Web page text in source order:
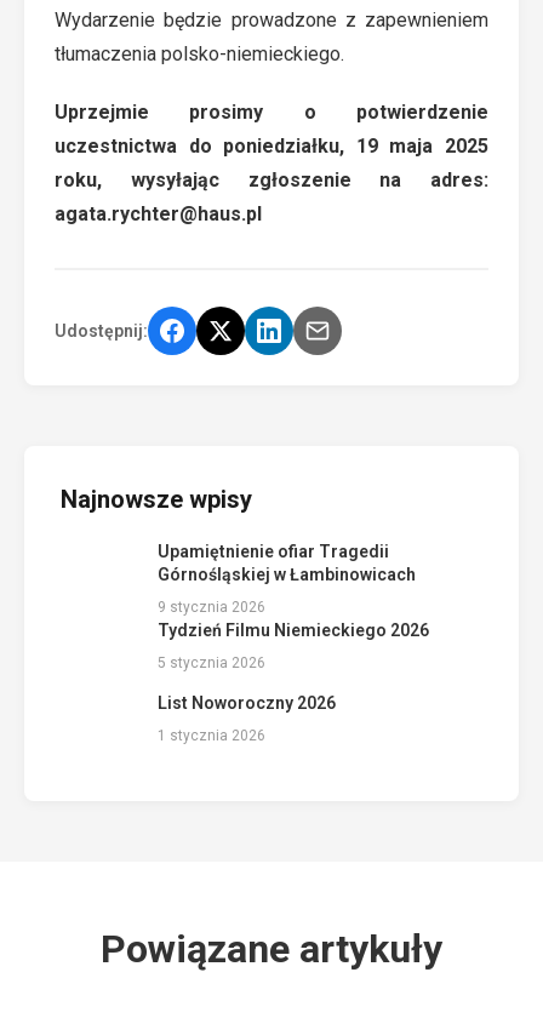
Wydarzenie będzie prowadzone z zapewnieniem
tłumaczenia polsko-niemieckiego.
Uprzejmie prosimy o potwierdzenie
uczestnictwa do poniedziałku, 19 maja 2025
roku, wysyłając zgłoszenie na adres:
agata.rychter@haus.pl
Udostępnij:
Najnowsze wpisy
Upamiętnienie ofiar Tragedii
Górnośląskiej w Łambinowicach
9 stycznia 2026
Tydzień Filmu Niemieckiego 2026
5 stycznia 2026
List Noworoczny 2026
1 stycznia 2026
Powiązane artykuły